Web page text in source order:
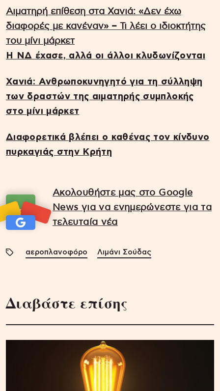
Αιματηρή επίθεση στα Χανιά: «Δεν έχω
διαφορές με κανέναν» – Τι λέει ο ιδιοκτήτης
του μίνι μάρκετ
Η ΝΔ έχασε, αλλά οι άλλοι κλυδωνίζονται
Χανιά: Ανθρωποκυνηγητό για τη σύλληψη
των δραστών της αιματηρής συμπλοκής
στο μίνι μάρκετ
Διαφορετικά βλέπει ο καθένας τον κίνδυνο
πυρκαγιάς στην Κρήτη
Ακολουθήστε μας στο Google
News για να ενημερώνεστε για τα
τελευταία νέα
αεροπλανοφόρο Λιμάνι Σούδας
Διαβάστε επίσης